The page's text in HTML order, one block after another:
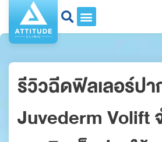
รีวิวฉีดฟิลเลอร์ปา
Juvederm Volift